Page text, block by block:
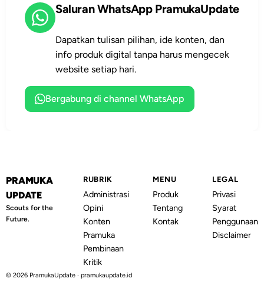
didik merasa
dikenali dan
punya ruang
karakter, dan
pemuda
bermanfaat.
Saluran WhatsApp PramukaUpdate
Dapatkan tulisan pilihan, ide konten, dan
info produk digital tanpa harus mengecek
website setiap hari.
Bergabung di channel WhatsApp
PRAMUKA
UPDATE
Scouts for the
Future.
RUBRIK
Administrasi
Opini
Konten
Pramuka
Pembinaan
Kritik
MENU
Produk
Tentang
Kontak
LEGAL
Privasi
Syarat
Penggunaan
Disclaimer
© 2026 PramukaUpdate · pramukaupdate.id